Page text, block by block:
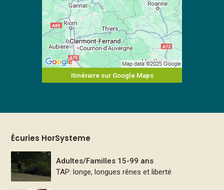
Itinéraire sur Google Maps
Écuries HorSysteme
Adultes/Familles 15-99 ans
TAP: longe, longues rênes et liberté